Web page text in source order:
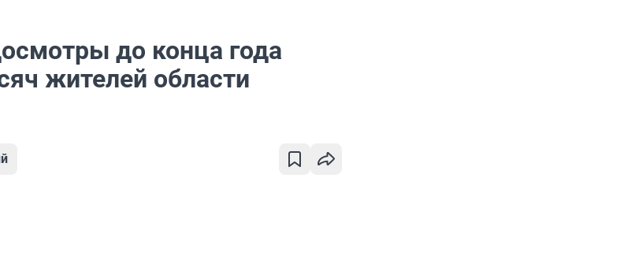
до конца года
жителей области